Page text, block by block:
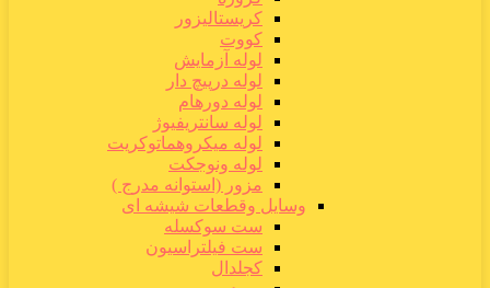
کریستالیزور
کووت
لوله آزمایش
لوله درپیچ دار
لوله دورهام
لوله سانتریفیوژ
لوله میکروهماتوکریت
لوله ونوجکت
مزور (استوانه مدرج )
وسایل وقطعات شیشه ای
ست سوکسله
ست فیلتراسیون
کجلدال